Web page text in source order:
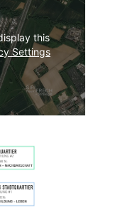
this
Settings